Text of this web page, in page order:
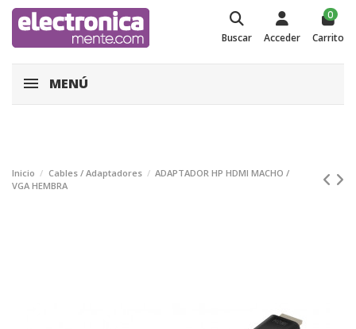
Buscar Acceder
0
Carrito
MENÚ
Inicio Cables / Adaptadores
ADAPTADOR HP HDMI MACHO /
VGA HEMBRA